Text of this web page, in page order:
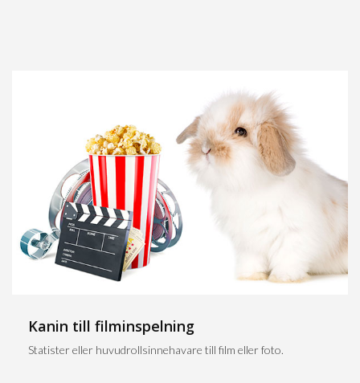
Kanin till filminspelning
Statister eller huvudrollsinnehavare till film eller foto.